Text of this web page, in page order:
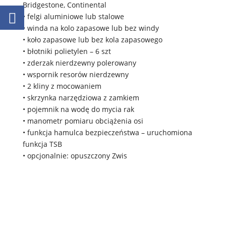
Bridgestone, Continental
• felgi aluminiowe lub stalowe
• winda na kolo zapasowe lub bez windy
• koło zapasowe lub bez kola zapasowego
• błotniki polietylen – 6 szt
• zderzak nierdzewny polerowany
• wspornik resorów nierdzewny
• 2 kliny z mocowaniem
• skrzynka narzędziowa z zamkiem
• pojemnik na wodę do mycia rak
• manometr pomiaru obciążenia osi
• funkcja hamulca bezpieczeństwa – uruchomiona
funkcja TSB
• opcjonalnie: opuszczony Zwis